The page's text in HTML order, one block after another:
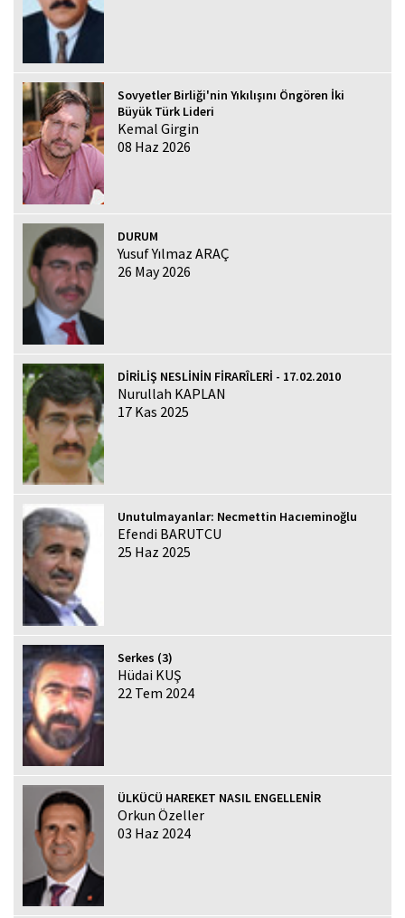
Sovyetler Birliği'nin Yıkılışını Öngören İki
Büyük Türk Lideri
Kemal Girgin
08 Haz 2026
DURUM
Yusuf Yılmaz ARAÇ
26 May 2026
DİRİLİŞ NESLİNİN FİRARÎLERİ - 17.02.2010
Nurullah KAPLAN
17 Kas 2025
Unutulmayanlar: Necmettin Hacıeminoğlu
Efendi BARUTCU
25 Haz 2025
Serkes (3)
Hüdai KUŞ
22 Tem 2024
ÜLKÜCÜ HAREKET NASIL ENGELLENİR
Orkun Özeller
03 Haz 2024